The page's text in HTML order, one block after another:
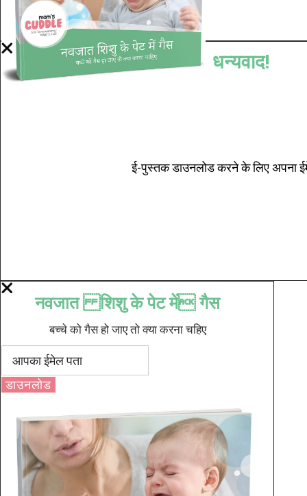
धन्यवाद!
ई-पुस्तक डाउनलोड करने के लिए अपना
नवजात शिशु के पेट में गैस
बच्चे को गैस हो जाए तो क्या करना चहिए
डाउनलोड